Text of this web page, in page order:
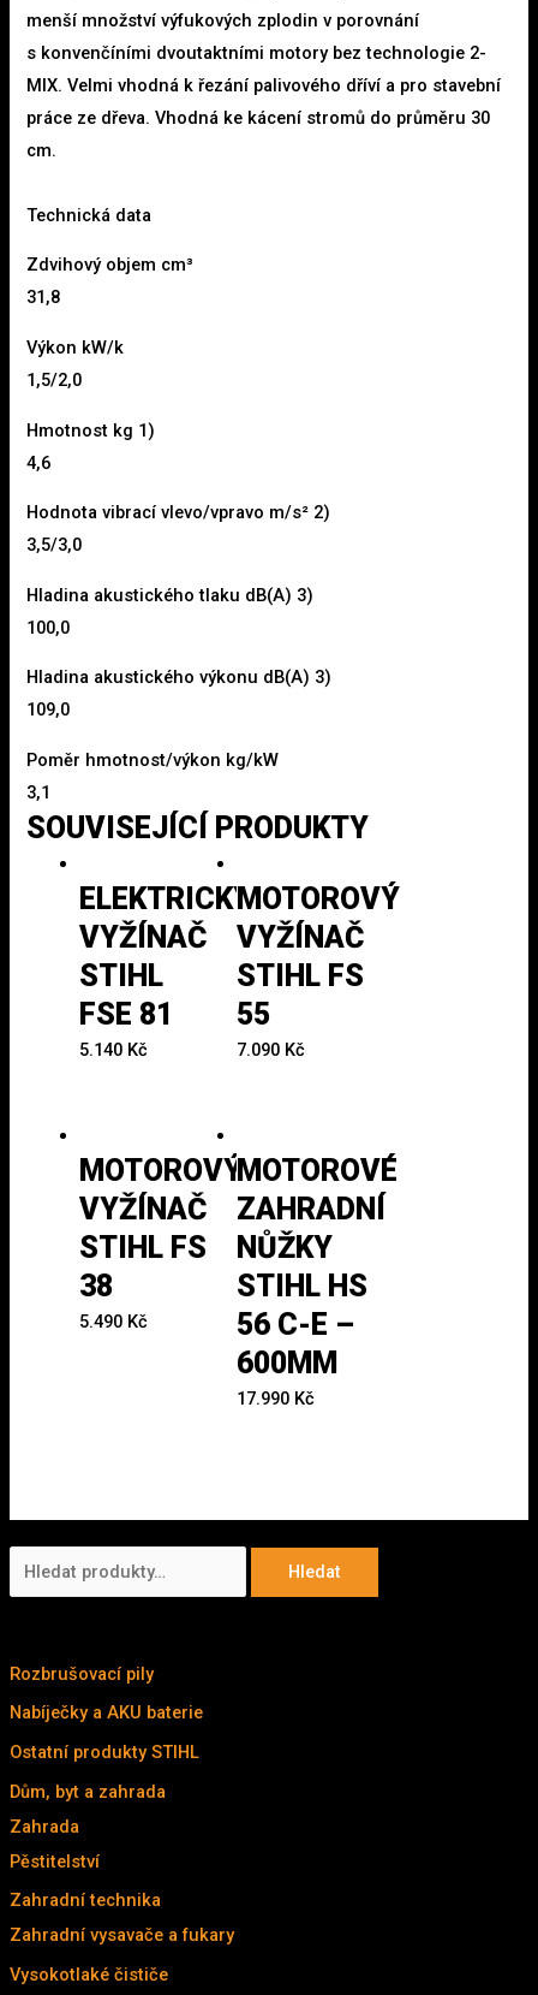
l
d
a
Hledat
Rozbrušovací pily
Nabíječky a AKU baterie
Ostatní produkty STIHL
Dům, byt a zahrada
Zahrada
Pěstitelství
Zahradní technika
Zahradní vysavače a fukary
Vysokotlaké čističe
menší množství výfukových zplodin v porovnání
s konvenčíními dvoutaktními motory bez technologie 2-
MIX. Velmi vhodná k řezání palivového dříví a pro stavební
práce ze dřeva. Vhodná ke kácení stromů do průměru 30
cm.
Technická data
Zdvihový objem cm³
31,8
Výkon kW/k
1,5/2,0
Hmotnost kg 1)
4,6
Hodnota vibrací vlevo/vpravo m/s² 2)
3,5/3,0
Hladina akustického tlaku dB(A) 3)
100,0
Hladina akustického výkonu dB(A) 3)
109,0
Poměr hmotnost/výkon kg/kW
3,1
SOUVISEJÍCÍ PRODUKTY
ELEKTRICKÝ
VYŽÍNAČ
STIHL
FSE 81
5.140 Kč
MOTOROVÝ
VYŽÍNAČ
STIHL FS
55
7.090 Kč
MOTOROVÝ
VYŽÍNAČ
STIHL FS
38
5.490 Kč
MOTOROVÉ
ZAHRADNÍ
NŮŽKY
STIHL HS
56 C-E –
600MM
17.990 Kč